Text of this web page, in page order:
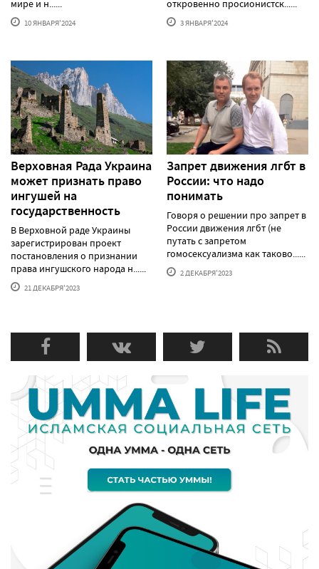
мире и н......
10 ЯНВАРЯ'2024
откровенно просионистск......
3 ЯНВАРЯ'2024
Верховная Рада Украина
может признать право
ингушей на
государственность
В Верховной раде Украины
зарегистрирован проект
постановления о признании
права ингушского народа н......
21 ДЕКАБРЯ'2023
Запрет движения лгбт в
России: что надо
понимать
Говоря о решении про запрет в
России движения лгбт (не
путать с запретом
гомосексуализма как таково......
2 ДЕКАБРЯ'2023